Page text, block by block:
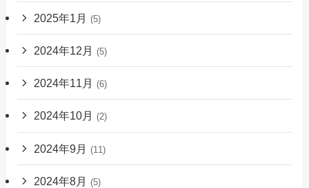
2025年1月 (5)
2024年12月 (5)
2024年11月 (6)
2024年10月 (2)
2024年9月 (11)
2024年8月 (5)